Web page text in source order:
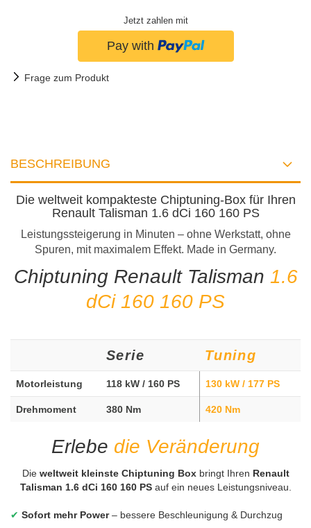
Jetzt zahlen mit
Frage zum Produkt
BESCHREIBUNG
Die weltweit kompakteste Chiptuning-Box für Ihren
Renault Talisman 1.6 dCi 160 160 PS
Leistungssteigerung in Minuten – ohne Werkstatt, ohne
Spuren, mit maximalem Effekt. Made in Germany.
Chiptuning Renault Talisman 1.6
dCi 160 160 PS
Serie Tuning
Motorleistung 118 kW / 160 PS 130 kW / 177 PS
Drehmoment 380 Nm 420 Nm
Erlebe die Veränderung
Die weltweit kleinste Chiptuning Boxbringt Ihren Renault
Talisman 1.6 dCi 160 160 PSauf ein neues Leistungsniveau.
✔ Sofort mehr Power– bessere Beschleunigung & Durchzug